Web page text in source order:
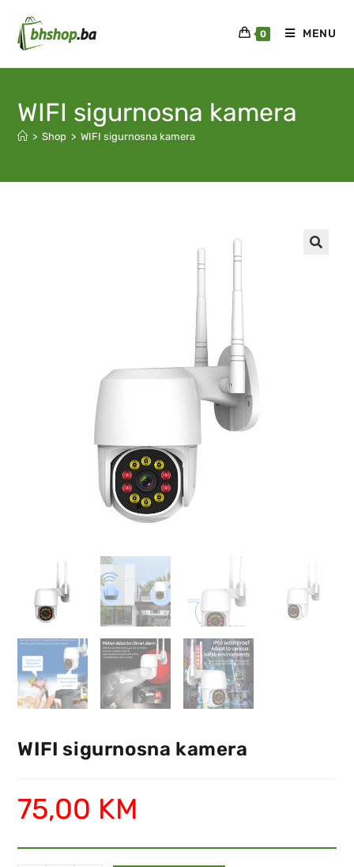
0 MENU
WIFI sigurnosna kamera
> Shop > WIFI sigurnosna kamera
WIFI sigurnosna kamera
75,00 KM